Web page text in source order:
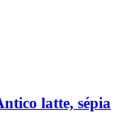
latte, sépia